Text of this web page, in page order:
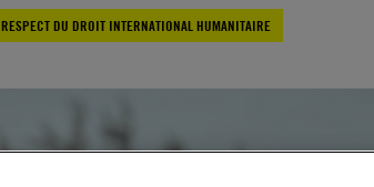
RESPECT DU DROIT INTERNATIONAL HUMANITAIRE